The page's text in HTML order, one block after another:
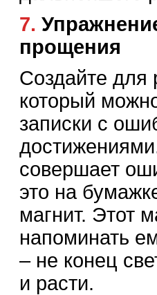
7. Упражнение Магнит
прощения
Создайте для
который
записки с
совершает
это на
магнит. Этот
напоминать
– не конец
и расти.